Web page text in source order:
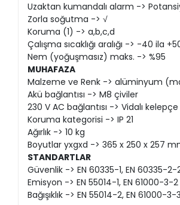
Uzaktan kumandalı alarm ->
Zorla soğutma -> √
Koruma (1) -> a,b,c,d
Çalışma sıcaklığı aralığı -> -40 ila
Nem (yoğuşmasız) maks. -> %95
MUHAFAZA
Malzeme ve Renk -> alüminyum
Akü bağlantısı -> M8 çiviler
230 V AC bağlantısı -> Vidalı
Koruma kategorisi -> IP 21
Ağırlık -> 10 kg
Boyutlar yxgxd -> 365 x 250 x 257
STANDARTLAR
Güvenlik -> EN 60335-1, EN 60335-2-
Emisyon -> EN 55014-1, EN 61000-3-2
Bağışıklık -> EN 55014-2, EN 61000-3-3